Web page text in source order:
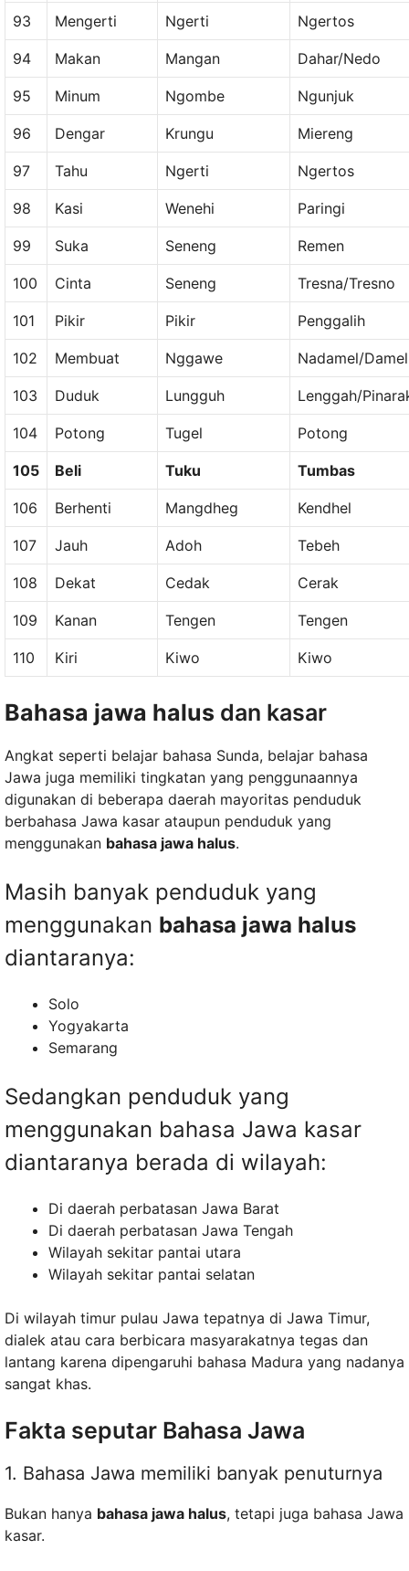
93 Mengerti Ngerti Ngertos
94 Makan Mangan Dahar/Nedo
95 Minum Ngombe Ngunjuk
96 Dengar Krungu Miereng
97 Tahu Ngerti Ngertos
98 Kasi Wenehi Paringi
99 Suka Seneng Remen
100 Cinta Seneng Tresna/Tresno
101 Pikir Pikir Penggalih
102 Membuat Nggawe Nadamel/Damel
103 Duduk Lungguh Lenggah/
104 Potong Tugel Potong
105 Beli Tuku Tumbas
106 Berhenti Mangdheg Kendhel
107 Jauh Adoh Tebeh
108 Dekat Cedak Cerak
109 Kanan Tengen Tengen
110 Kiri Kiwo Kiwo
Bahasa jawa halus dan kasar
Angkat seperti belajar bahasa Sunda, belajar bahasa
Jawa juga memiliki tingkatan yang penggunaannya
digunakan di beberapa daerah mayoritas penduduk
berbahasa Jawa kasar ataupun penduduk yang
menggunakan bahasa jawa halus.
Masih banyak penduduk yang
menggunakan bahasa jawa halus
diantaranya:
Solo
Yogyakarta
Semarang
Sedangkan penduduk yang
menggunakan bahasa Jawa kasar
diantaranya berada di wilayah:
Di daerah perbatasan Jawa Barat
Di daerah perbatasan Jawa Tengah
Wilayah sekitar pantai utara
Wilayah sekitar pantai selatan
Di wilayah timur pulau Jawa tepatnya di Jawa Timur,
dialek atau cara berbicara masyarakatnya tegas dan
lantang karena dipengaruhi bahasa Madura yang nadanya
sangat khas.
Fakta seputar Bahasa Jawa
1. Bahasa Jawa memiliki banyak penuturnya
Bukan hanya bahasa jawa halus, tetapi juga bahasa Jawa
kasar.